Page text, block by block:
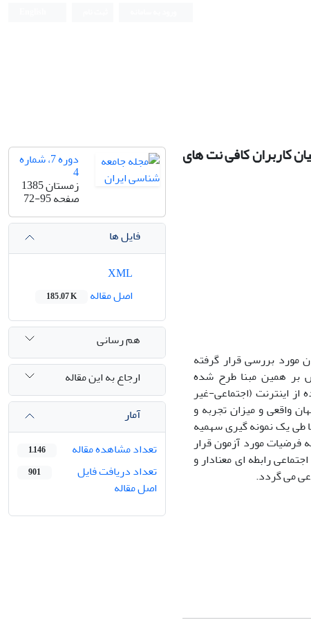
کاربران کافی نت های
مورد بررسی قرار گرفته
بر همین مبنا طرح شده
اینترنت (اجتماعی-غیر
واقعی و میزان تجربه و
نفر از کاربران کافی نت ها طی یک نمونه گیری سهمیه
فرضیات مورد آزمون قرار
رابطه ای معنادار و
می گردد.
دوره 7، شماره
4
زمستان 1385
صفحه72-95
فایل ها
اصل مقاله
185.07 K
هم رسانی
ارجاع به این مقاله
آمار
تعداد مشاهده مقاله
1,146
تعداد دریافت فایل
اصل مقاله
901